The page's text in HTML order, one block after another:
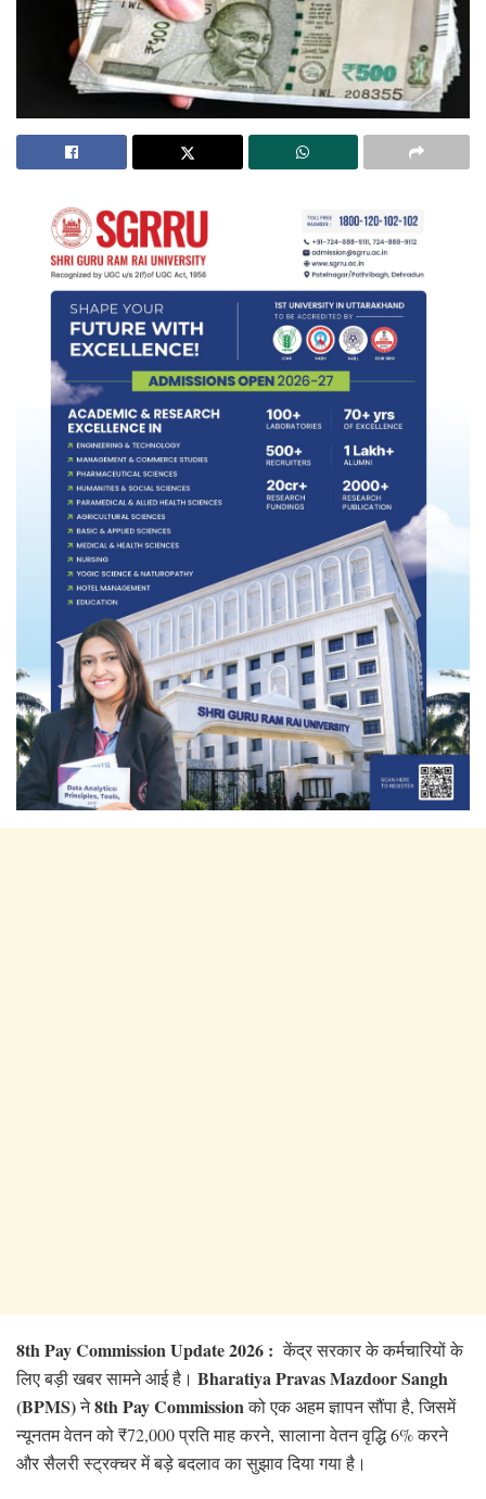
8th Pay Commission Update 2026 :केंद्र सरकार के कर्मचारियों के
लिए बड़ी खबर सामने आई है। Bharatiya Pravas Mazdoor Sangh
(BPMS)ने8th Pay Commissionको एक अहम ज्ञापन सौंपा है, जिसमें
न्यूनतम वेतन को ₹72,000 प्रति माह करने, सालाना वेतन वृद्धि 6% करने
और सैलरी स्ट्रक्चर में बड़े बदलाव का सुझाव दिया गया है।